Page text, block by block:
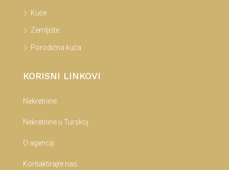
Kuće
Zemljište
Porodična kuća
KORISNI LINKOVI
Nekretnine
Nekretnine u Turskoj
O agenciji
Kontaktirajte nas